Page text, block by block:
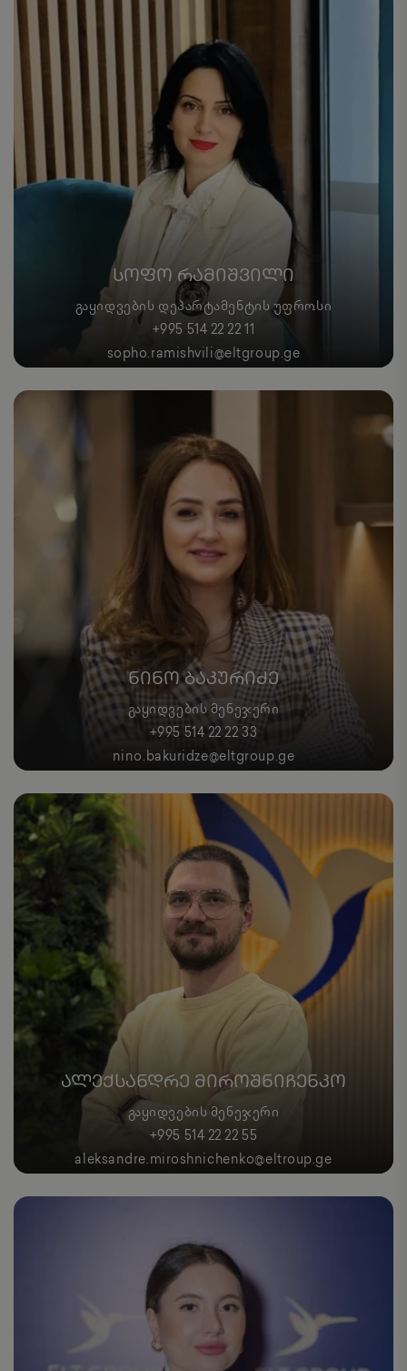
ᲡᲝᲤᲝ ᲠᲐᲛᲘᲨᲕᲘᲚᲘ
ᲒᲐᲧᲘᲓᲕᲔᲑᲘᲡ ᲓᲔᲞᲐᲠᲢᲐᲛᲔᲜᲢᲘᲡ ᲣᲤᲠᲝᲡᲘ
+995 514 22 22 11
sopho.ramishvili@eltgroup.ge
ᲜᲘᲜᲝ ᲑᲐᲙᲣᲠᲘᲫᲔ
ᲒᲐᲧᲘᲓᲕᲔᲑᲘᲡ ᲛᲔᲜᲔᲯᲔᲠᲘ
+995 514 22 22 33
nino.bakuridze@eltgroup.ge
ᲐᲚᲔᲥᲡᲐᲜᲓᲠᲔ ᲛᲘᲠᲝᲨᲜᲘᲩᲔᲜᲙᲝ
ᲒᲐᲧᲘᲓᲕᲔᲑᲘᲡ ᲛᲔᲜᲔᲯᲔᲠᲘ
+995 514 22 22 55
aleksandre.miroshnichenko@eltroup.ge